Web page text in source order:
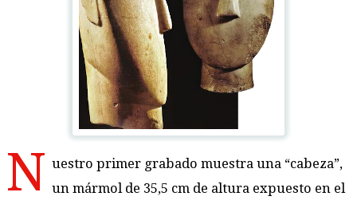
N uestro primer grabado muestra una “cabeza”,
un mármol de 35,5 cm de altura expuesto en el